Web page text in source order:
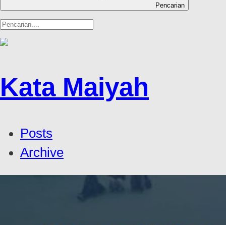
Pencarian
Kata Maiyah
Posts
Archive